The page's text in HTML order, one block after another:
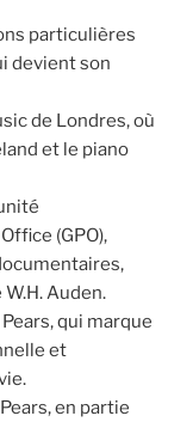
particulières
devient son
de Londres, où
et le piano
(GPO),
Auden.
qui marque
et
en partie